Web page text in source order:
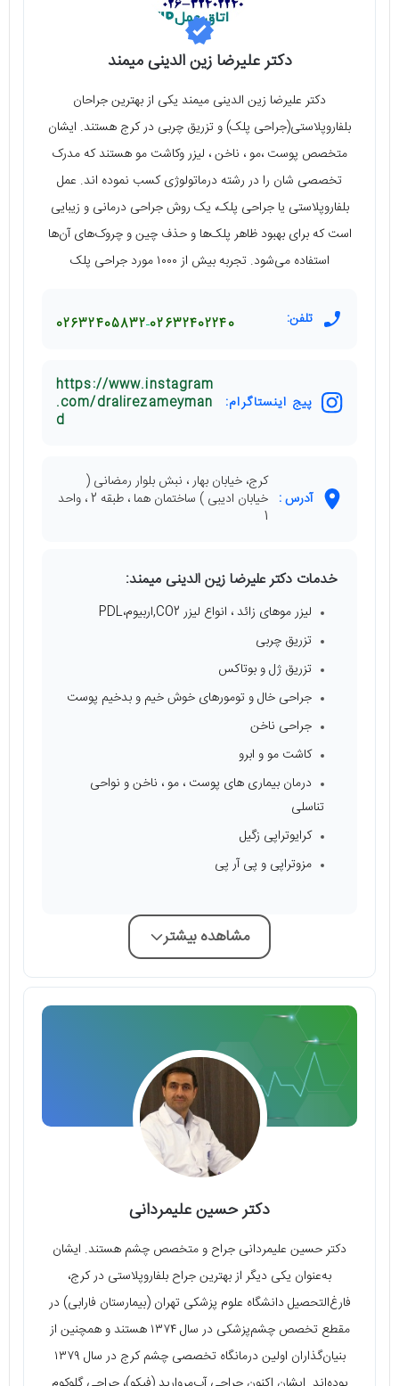
دکتر علیرضا زین الدینی میمند
دکتر علیرضا زین الدینی میمند یکی از بهترین جراحان
بلفاروپلاستی(جراحی پلک) و تزریق چربی در کرج هستند. ایشان
متخصص پوست ،مو ، ناخن ، لیزر وکاشت مو هستند که مدرک
تخصصی شان را در رشته درماتولوژی کسب نموده اند. عمل
بلفاروپلاستی یا جراحی پلک، یک روش جراحی درمانی و زیبایی
است که برای بهبود ظاهر پلک‌ها و حذف چین و چروک‌های آن‌ها
استفاده می‌شود. تجربه بیش از ۱۰۰۰ مورد جراحی پلک
تلفن: 02632402240
02632405832
پیج اینستاگرام:
https://www.instagram
.com/dralirezameyman
d
آدرس :
کرج، خیابان بهار ، نبش بلوار رمضانی (
خیابان ادیبی ) ساختمان هما ، طبقه 2 ، واحد
1
خدمات دکتر علیرضا زین الدینی میمند:
لیزر موهای زائد ، انواع لیزر CO2,اربیوم،PDL
تزریق چربی
تزریق ژل و بوتاکس
جراحی خال و تومورهای خوش خیم و بدخیم پوست
جراحی ناخن
کاشت مو و ابرو
درمان بیماری های پوست ، مو ، ناخن و نواحی
تناسلی
کرایوتراپی زگیل
مزوتراپی و پی آر پی
مشاهده بیشتر
دکتر حسین علیمردانی
دکتر حسین علیمردانی جراح و متخصص چشم هستند. ایشان
به‌عنوان یکی دیگر از بهترین جراح بلفاروپلاستی در کرج،
فارغ‌التحصیل دانشگاه علوم پزشکی تهران (بیمارستان فارابی) در
مقطع تخصص چشم‌پزشکی در سال ۱۳۷۴ هستند و همچنین از
بنیان‌گذاران اولین درمانگاه تخصصی چشم کرج در سال ۱۳۷۹